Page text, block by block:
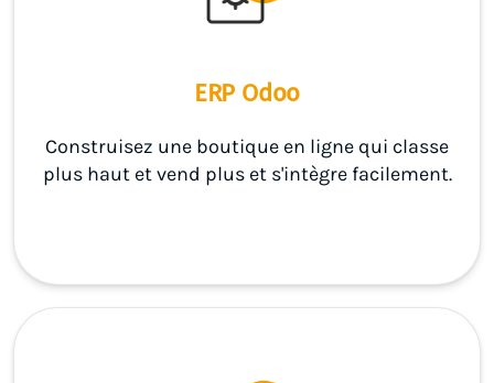
ERP Odoo
Construisez une boutique en ligne qui classe
plus haut et vend plus et s'intègre facilement.